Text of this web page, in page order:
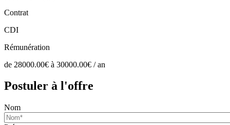
Contrat
CDI
Rémunération
de 28000.00€ à 30000.00€ / an
Postuler à l'offre
Nom